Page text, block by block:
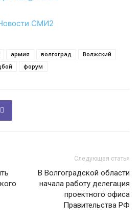
СМИ2
армия волгоград
Волжский
форум
Следующая статья
В Волгоградской области
начала работу делегация
проектного офиса
Правительства РФ